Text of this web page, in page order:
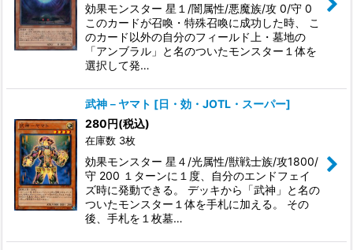
効果モンスター 星１/闇属性/悪魔族/攻 0/守 0
このカードが召喚・特殊召喚に成功した時、 こ
のカード以外の自分のフィールド上・墓地の
「アンブラル」と名のついたモンスター１体を
選択して発…
武神－ヤマト [日・効・JOTL・スーパー]
280円(税込)
在庫数 3枚
効果モンスター 星４/光属性/獣戦士族/攻1800/
守 200 １ターンに１度、自分のエンドフェイ
ズ時に発動できる。 デッキから「武神」と名の
ついたモンスター１体を手札に加える。 その
後、手札を１枚墓…